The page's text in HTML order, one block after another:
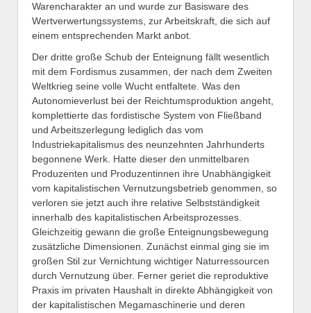
Warencharakter an und wurde zur Basisware des
Wertverwertungssystems, zur Arbeitskraft, die sich auf
einem entsprechenden Markt anbot.
Der dritte große Schub der Enteignung fällt wesentlich
mit dem Fordismus zusammen, der nach dem Zweiten
Weltkrieg seine volle Wucht entfaltete. Was den
Autonomieverlust bei der Reichtumsproduktion angeht,
komplettierte das fordistische System von Fließband
und Arbeitszerlegung lediglich das vom
Industriekapitalismus des neunzehnten Jahrhunderts
begonnene Werk. Hatte dieser den unmittelbaren
Produzenten und Produzentinnen ihre Unabhängigkeit
vom kapitalistischen Vernutzungsbetrieb genommen, so
verloren sie jetzt auch ihre relative Selbstständigkeit
innerhalb des kapitalistischen Arbeitsprozesses.
Gleichzeitig gewann die große Enteignungsbewegung
zusätzliche Dimensionen. Zunächst einmal ging sie im
großen Stil zur Vernichtung wichtiger Naturressourcen
durch Vernutzung über. Ferner geriet die reproduktive
Praxis im privaten Haushalt in direkte Abhängigkeit von
der kapitalistischen Megamaschinerie und deren